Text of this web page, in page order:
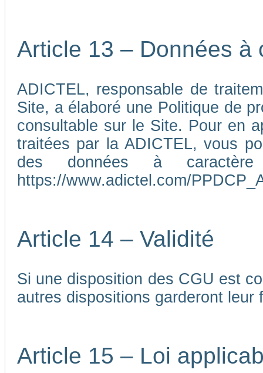
Article 13 – Données à
ADICTEL, responsable de
Site, a élaboré une Politique de
consultable sur le Site. Pour en
traitées par la ADICTEL, vous
des données à caractère
https://www.adictel.com/
Article 14 – Validité
Si une disposition des CGU est
autres dispositions garderont leur
Article 15 – Loi